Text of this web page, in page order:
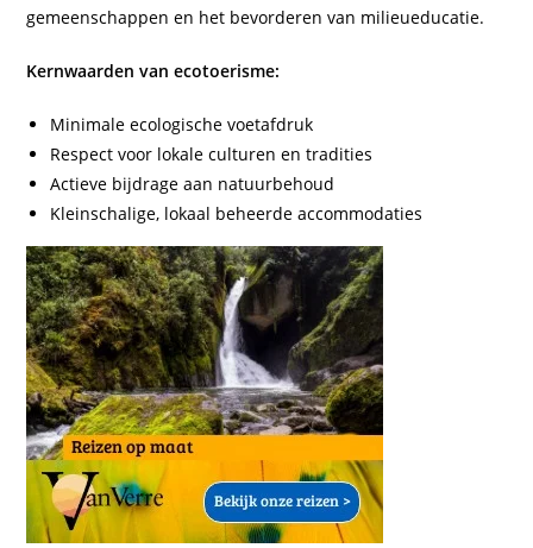
gemeenschappen en het bevorderen van milieueducatie.
Kernwaarden van ecotoerisme:
Minimale ecologische voetafdruk
Respect voor lokale culturen en tradities
Actieve bijdrage aan natuurbehoud
Kleinschalige, lokaal beheerde accommodaties